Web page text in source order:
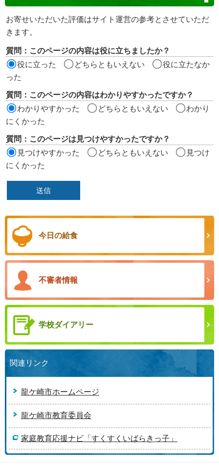
ン
ツ
価
ア
お寄せいただいた評価はサイト運営の参考とさせていただ
きます。
質問：このページの内容は役に立ちましたか？
役に立った
どちらともいえない
役に立たなか
った
質問：このページの内容はわかりやすかったですか？
わかりやすかった
どちらともいえない
わかり
にくかった
質問：このページは見つけやすかったですか？
見つけやすかった
どちらともいえない
見つけ
にくかった
今日の給食
不審者情報
学校ダイアリー
関連リンク
龍ケ崎市ホームページ
龍ケ崎市教育委員会
家庭教育応援ナビ「すくすくいばらきっ子」